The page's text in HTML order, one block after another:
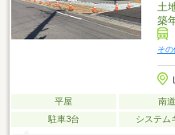
土
築
そ
平屋 南
駐車3台
システム